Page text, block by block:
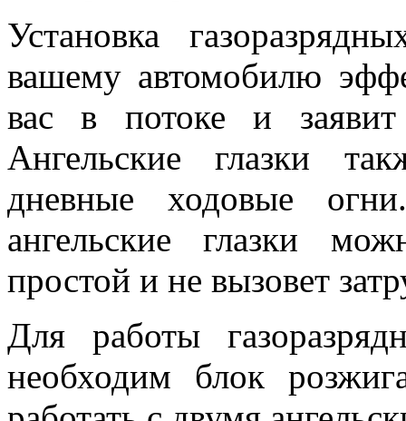
Установка
вашему автомобилю
вас в потоке и
Ангельские глазки
дневные ходовые
ангельские глазки
простой и не вызовет
Для работы
необходим блок